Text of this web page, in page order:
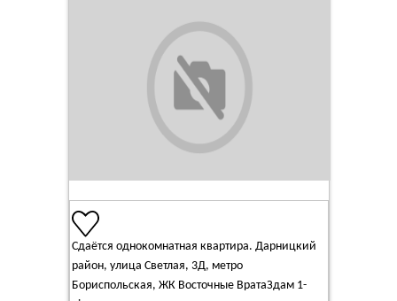
Сдаётся однокомнатная квартира. Дарницкий
район, улица Светлая, 3Д, метро
Бориспольская, ЖК Восточные ВратаЗдам 1-